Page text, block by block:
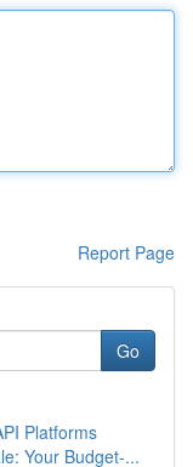
Report Page
Go
Platforms
Your Budget-...